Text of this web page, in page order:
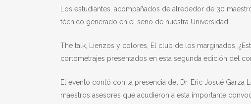
Los estudiantes, acompañados de alrededor de 30
técnico generado en el seno de nuestra Universidad.
The talk, Lienzos y colores, El club de los marginados,
cortometrajes presentados en esta segunda edición del
El evento contó con la presencia del Dr. Eric Josué Garza
maestros asesores que acudieron a esta importante